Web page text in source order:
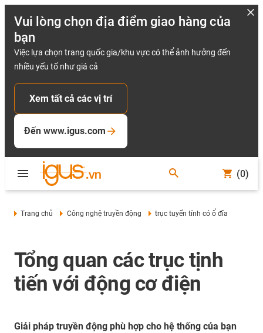
Vui lòng chọn địa điểm giao hàng của
bạn
Việc lựa chọn trang quốc gia/khu vực có thể ảnh hưởng đến
nhiều yếu tố như giá cả
Xem tất cả các vị trí
Đến www.igus.com
(0)
Trang chủ Công nghệ truyền động trục tuyến tính có ổ đĩa
Tổng quan các trục tịnh
tiến với động cơ điện
Giải pháp truyền động phù hợp cho hệ thống của bạn